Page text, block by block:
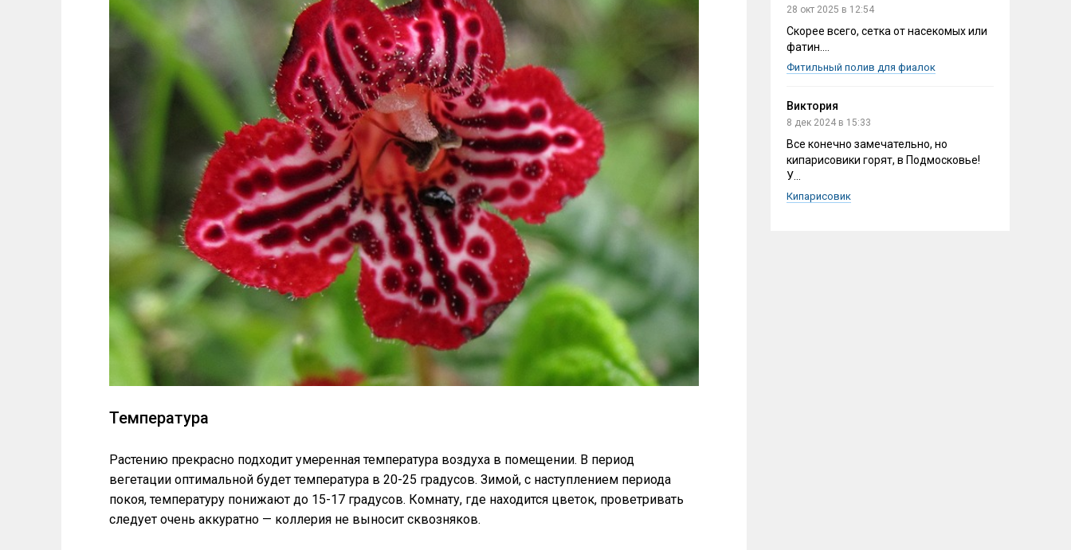
Температура
Растению прекрасно подходит умеренная температура воздуха в помещении. В период
вегетации оптимальной будет температура в 20-25 градусов. Зимой, с наступлением периода
покоя, температуру понижают до 15-17 градусов. Комнату, где находится цветок, проветривать
следует очень аккуратно — коллерия не выносит сквозняков.
28 окт 2025 в 12:54
Скорее всего, сетка от насекомых или
фатин....
Фитильный полив для фиалок
Виктория
8 дек 2024 в 15:33
Все конечно замечательно, но
кипарисовики горят, в Подмосковье!
У...
Кипарисовик